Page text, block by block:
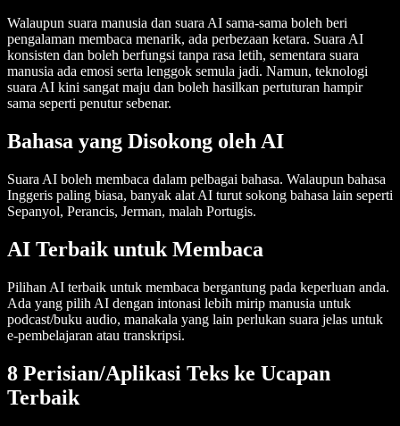
Walaupun suara manusia dan suara AI sama-sama boleh beri
pengalaman membaca menarik, ada perbezaan ketara. Suara AI
konsisten dan boleh berfungsi tanpa rasa letih, sementara suara
manusia ada emosi serta lenggok semula jadi. Namun, teknologi
suara AI kini sangat maju dan boleh hasilkan pertuturan hampir
sama seperti penutur sebenar.
Bahasa yang Disokong oleh AI
Suara AI boleh membaca dalam pelbagai bahasa. Walaupun bahasa
Inggeris paling biasa, banyak alat AI turut sokong bahasa lain seperti
Sepanyol, Perancis, Jerman, malah Portugis.
AI Terbaik untuk Membaca
Pilihan AI terbaik untuk membaca bergantung pada keperluan anda.
Ada yang pilih AI dengan intonasi lebih mirip manusia untuk
podcast/buku audio, manakala yang lain perlukan suara jelas untuk
e-pembelajaran atau transkripsi.
8 Perisian/Aplikasi Teks ke Ucapan
Terbaik